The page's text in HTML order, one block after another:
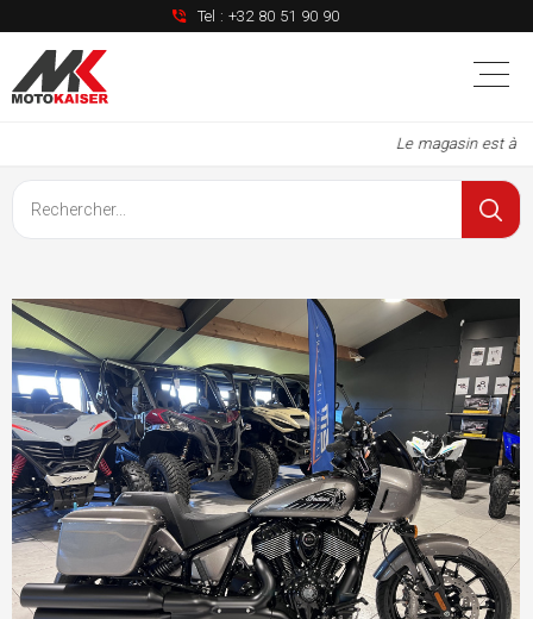
Tel : +32 80 51 90 90
Le magasin est à